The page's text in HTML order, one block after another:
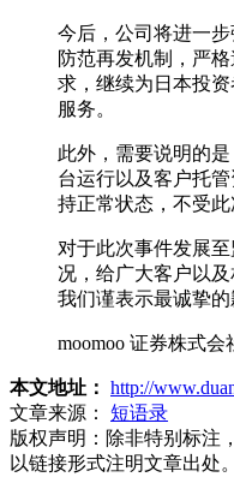
今后，公司将进一
防范再发机制，严
求，继续为日本投
服务。
此外，需要说明的
台运行以及客户托
持正常状态，不受此
对于此次事件发展
况，给广大客户以
我们谨表示最诚挚的
moomoo 证券株式会
本文地址： http://
文章来源：
短语录
版权声明： 除非特别标注
以链接形式注明文章出处。